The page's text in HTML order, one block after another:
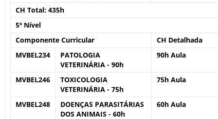
CH Total: 435h
5º Nível
Componente Curricular
CH Detalhada
MVBEL234
PATOLOGIA
VETERINÁRIA - 90h
90h Aula
MVBEL246
TOXICOLOGIA
VETERINÁRIA - 75h
75h Aula
MVBEL248
DOENÇAS PARASITÁRIAS
DOS ANIMAIS - 60h
60h Aula